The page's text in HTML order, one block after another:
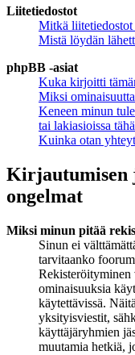
Liitetiedostot
Mitkä liitetiedostot
Mistä löydän
phpBB -asiat
Kuka kirjoitti
Miksi
Keneen minun
tai lakiasioissa
Kuinka otan
Kirjautumisen
ongelmat
Miksi minun pitää
Sinun ei
tarvitaanko
Rekisteröityminen
ominaisuuksia
käytettävissä.
yksityisviestit,
käyttäjäryhmien
muutamia hetkiä,